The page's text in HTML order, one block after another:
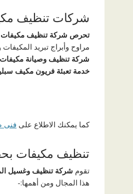
شركات تنظيف
تحرص شركة تنظيف مكيفات
مراوح وأبراج تبريد
شركة تنظيف وصيانة
خدمة تعبئة فريون مكيف
كما يمكنك الاطلاع على فنى
تنظيف مكيفات
تقوم شركة تنظيف وغسيل
هذا المجال ومن أهمها:-